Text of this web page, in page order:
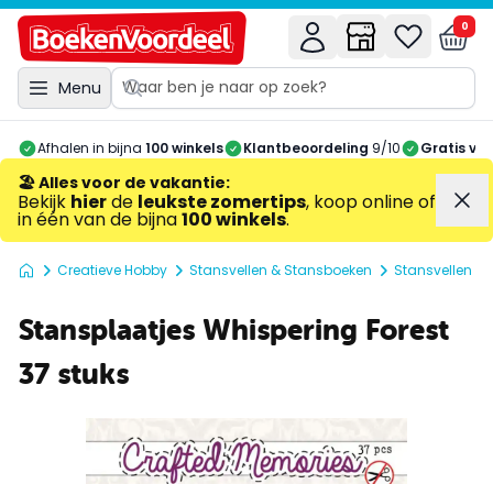
Menu
0
Afhalen in bijna 100 winkels Klantbeoordeling 9/10 Gratis
🏖️ Alles voor de vakantie:
Bekijk hierde leukste zomertips, koop online of
in één van de bijna100 winkels.
Creatieve Hobby Stansvellen & Stansboeken Stansvellen
Stansplaatjes Whispering Forest
37 stuks